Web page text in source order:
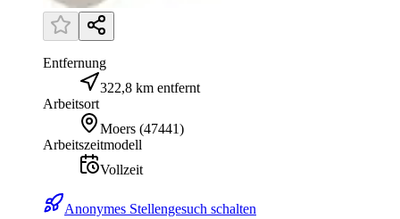
Entfernung
322,8 km entfernt
Arbeitsort
Moers (47441)
Arbeitszeitmodell
Vollzeit
Anonymes Stellengesuch schalten